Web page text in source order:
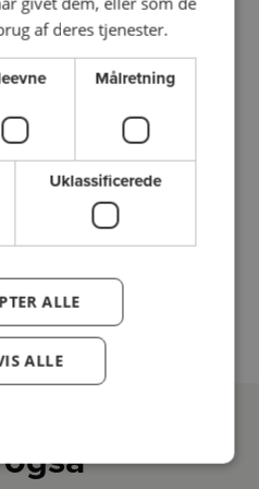
kl. 10.40
af deres tjenester.
Målretning
Uklassificerede
ALLE
ALLE